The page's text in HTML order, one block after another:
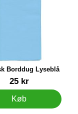
Borddug Lyseblå
25 kr
Køb